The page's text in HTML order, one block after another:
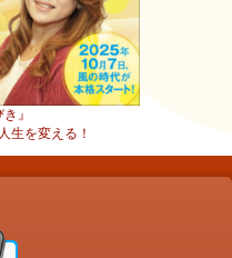
』
生を変える！